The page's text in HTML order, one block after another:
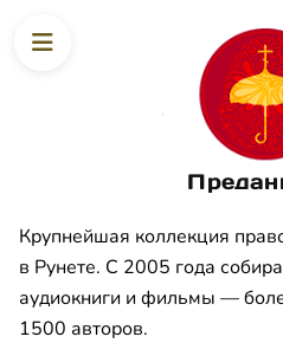
Крупнейшая коллекция
в Рунете. С 2005 года
аудиокниги и фильмы —
1500 авторов.